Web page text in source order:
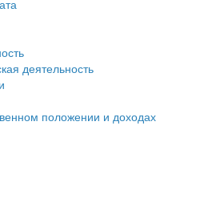
деятельность
положении и доходах